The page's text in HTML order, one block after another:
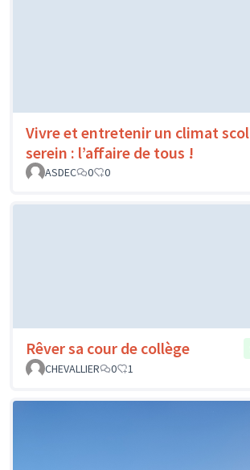
Vivre et entretenir un climat
serein : l’affaire de tous !
ASDEC
0 0
Rêver sa cour de collège
CHEVALLIER
0 1